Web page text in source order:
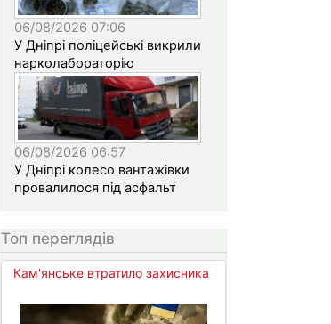
06/08/2026 07:06
У Дніпрі поліцейські викрили
нарколабораторію
06/08/2026 06:57
У Дніпрі колесо вантажівки
провалилося під асфальт
Топ переглядів
Кам'янське втратило захисника